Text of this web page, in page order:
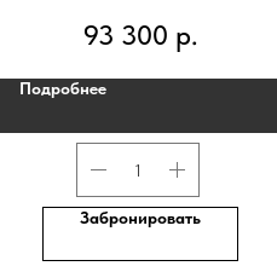
93 300 р.
Подробнее
Забронировать